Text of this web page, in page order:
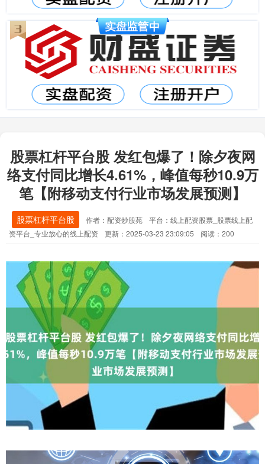
股票杠杆平台股 发红包爆了！除夕夜网
络支付同比增长4.61%，峰值每秒10.9万
笔【附移动支付行业市场发展预测】
股票杠杆平台股 作者：配资炒股苑
平台：线上配资股票_股票线上配
资平台_专业放心的线上配资
更新：2025-03-23 23:09:05 阅读：200